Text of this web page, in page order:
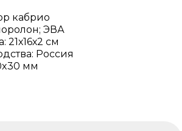
кабрио
ЭВА
21х16х2 см
Россия
мм